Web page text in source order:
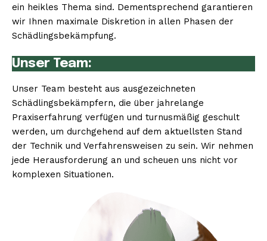
ein heikles Thema sind. Dementsprechend garantieren
wir Ihnen maximale Diskretion in allen Phasen der
Schädlingsbekämpfung.
Unser Team:
Unser Team besteht aus ausgezeichneten
Schädlingsbekämpfern, die über jahrelange
Praxiserfahrung verfügen und turnusmäßig geschult
werden, um durchgehend auf dem aktuellsten Stand
der Technik und Verfahrensweisen zu sein. Wir nehmen
jede Herausforderung an und scheuen uns nicht vor
komplexen Situationen.